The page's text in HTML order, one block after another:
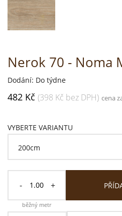
Nerok 70 - Noma
Dodání: Do týdne
482 Kč (398 Kč bez DPH) cena
VYBERTE VARIANTU
- +
běžný metr